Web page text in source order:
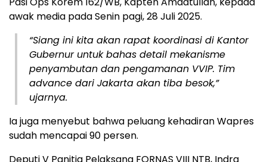
awak media pada Senin pagi, 28 Juli 2025.
“Siang ini kita akan rapat koordinasi di Kantor
Gubernur untuk bahas detail mekanisme
penyambutan dan pengamanan VVIP. Tim
advance dari Jakarta akan tiba besok,”
ujarnya.
Ia juga menyebut bahwa peluang kehadiran Wapres
sudah mencapai 90 persen.